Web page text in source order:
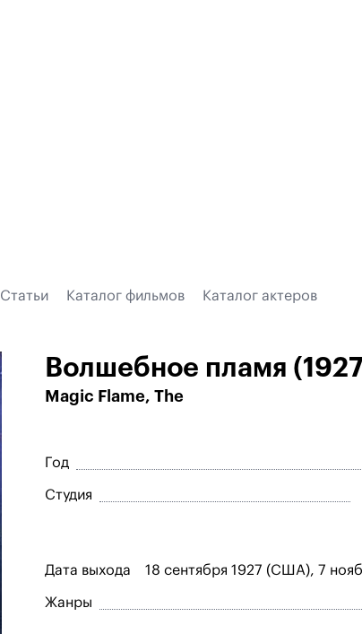
Статьи Каталог фильмов Каталог актеров
Волшебное пламя
Magic Flame, The
Год
Студия
Дата выхода 18 сентября 1927 (США), 7
Жанры